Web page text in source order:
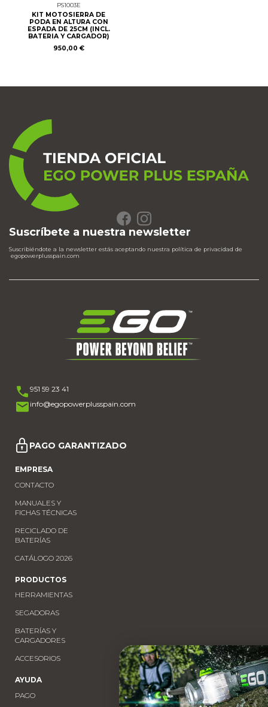
PS1003E
KIT MOTOSIERRA DE
PODA EN ALTURA CON
ESPADA DE 25CM (INCL.
BATERIA Y CARGADOR)
950,00 €
Suscríbete a nuestra newsletter
Suscribiéndote a la newsletter estás aceptando nuestra política de privacidad de
egopowerplusspain.com
951 59 23 41
info@egopowerplusspain.com
PAGO GARANTIZADO
EMPRESA
CONTACTO
MANUALES Y
FICHAS TÉCNICAS
RECICLADO DE
BATERÍAS
CATÁLOGO 2026
PRODUCTOS
HERRAMIENTAS
SEGADORAS
BATERÍAS Y
CARGADORES
ACCESORIOS
AYUDA
PAGO